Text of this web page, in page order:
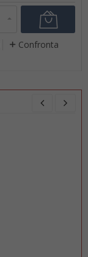
Confronta